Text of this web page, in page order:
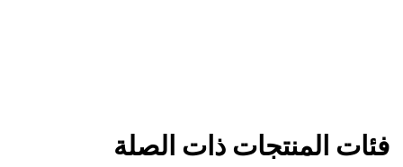
فئات المنتجات ذات الصلة